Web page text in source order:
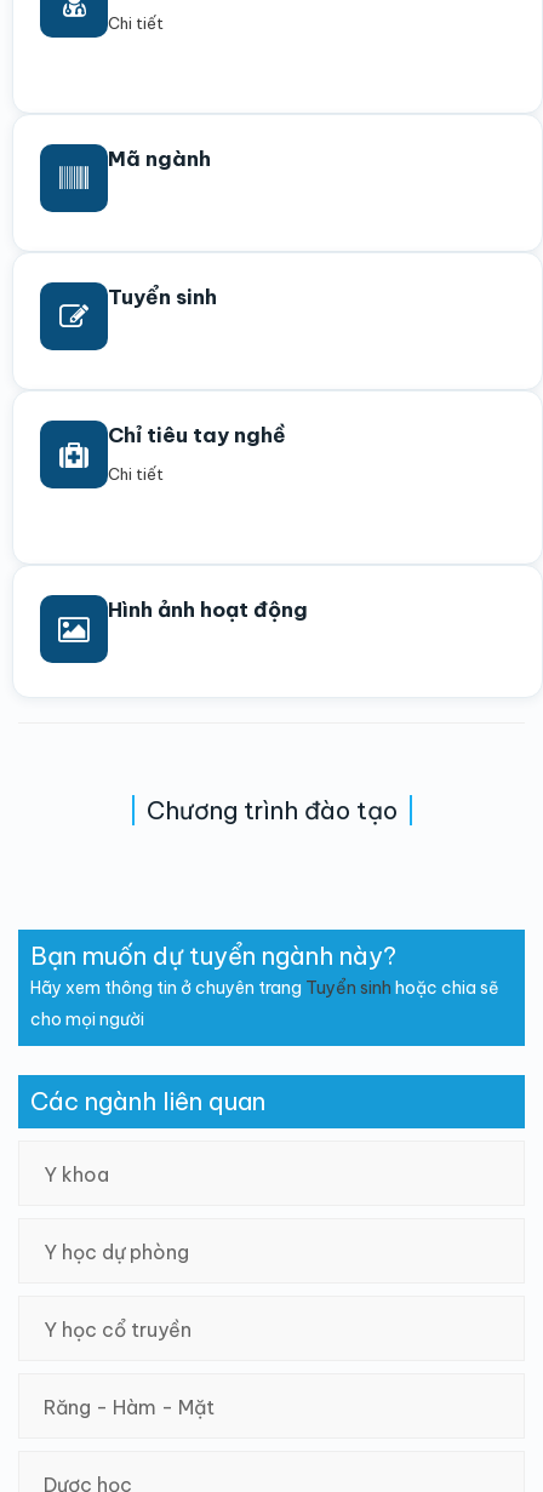
Chi tiết
Mã ngành
Tuyển sinh
Chỉ tiêu tay nghề
Chi tiết
Hình ảnh hoạt động
Chương trình đào tạo
Bạn muốn dự tuyển ngành này?
Hãy xem thông tin ở chuyên trang Tuyển sinh hoặc chia sẽ
cho mọi người
Các ngành liên quan
Y khoa
Y học dự phòng
Y học cổ truyền
Răng - Hàm - Mặt
Dược học